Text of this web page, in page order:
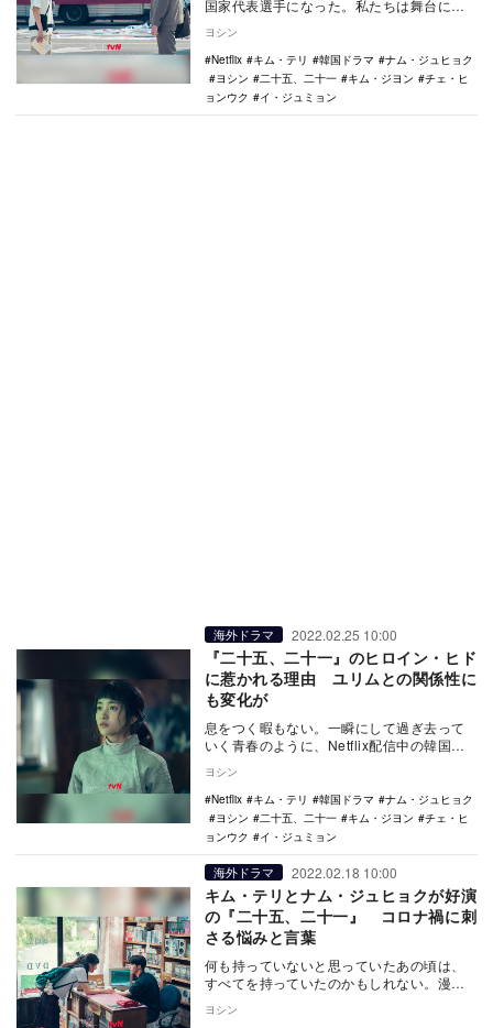
国家代表選手になった。私たちは舞台に立
し、諦めなかった…
ヨシン
Netflix
キム・テリ 韓国ドラマ
ナム・ジュヒョク
ヨシン
二十五、二十一 キム・ジヨン
チェ・ヒ
ョンウク
イ・ジュミョン
海外ドラマ 2022.02.25 10:00
『二十五、二十一』のヒロイン・ヒド
に惹かれる理由 ユリムとの関係性に
も変化が
息をつく暇もない。一瞬にして過ぎ去って
いく青春のように、Netflix配信中の韓国ド
いう…
ヨシン
Netflix
キム・テリ 韓国ドラマ
ナム・ジュヒョク
ヨシン
二十五、二十一 キム・ジヨン
チェ・ヒ
ョンウク
イ・ジュミョン
海外ドラマ 2022.02.18 10:00
キム・テリとナム・ジュヒョクが好演
の『二十五、二十一』 コロナ禍に刺
さる悩みと言葉
何も持っていないと思っていたあの頃は、
すべてを持っていたのかもしれない。漫画1
誰かを楽しま…
ヨシン